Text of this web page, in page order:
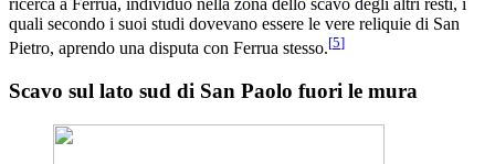
ricerca a Ferrua, individuò nella zona dello scavo degli altri resti, i
quali secondo i suoi studi dovevano essere le vere reliquie di San
Pietro, aprendo una disputa con Ferrua stesso.[5]
Scavo sul lato sud di San Paolo fuori le mura